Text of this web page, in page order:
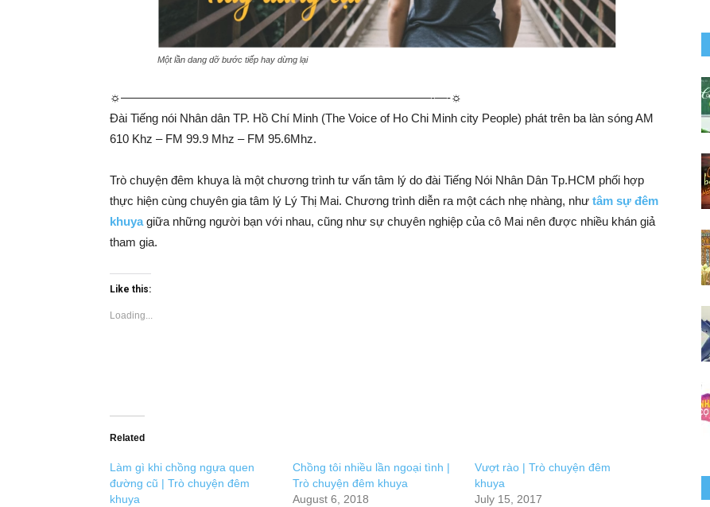
Một lần dang dỡ bước tiếp hay dừng lại
☼—————————————­—————————————-­—-☼
Đài Tiếng nói Nhân dân TP. Hồ Chí Minh (The Voice of Ho Chi Minh city People) phát trên ba làn sóng AM
610 Khz – FM 99.9 Mhz – FM 95.6Mhz.
Trò chuyện đêm khuya là một chương trình tư vấn tâm lý do đài Tiếng Nói Nhân Dân Tp.HCM phối hợp
thực hiện cùng chuyên gia tâm lý Lý Thị Mai. Chương trình diễn ra một cách nhẹ nhàng, như tâm sự đêm
khuyagiữa những người bạn với nhau, cũng như sự chuyên nghiệp của cô Mai nên được nhiều khán giả
tham gia.
Like this:
Loading...
Related
Làm gì khi chồng ngựa quen
đường cũ | Trò chuyện đêm
khuya
Chồng tôi nhiều lần ngoại tình |
Trò chuyện đêm khuya
August 6, 2018
Vượt rào | Trò chuyện đêm
khuya
July 15, 2017